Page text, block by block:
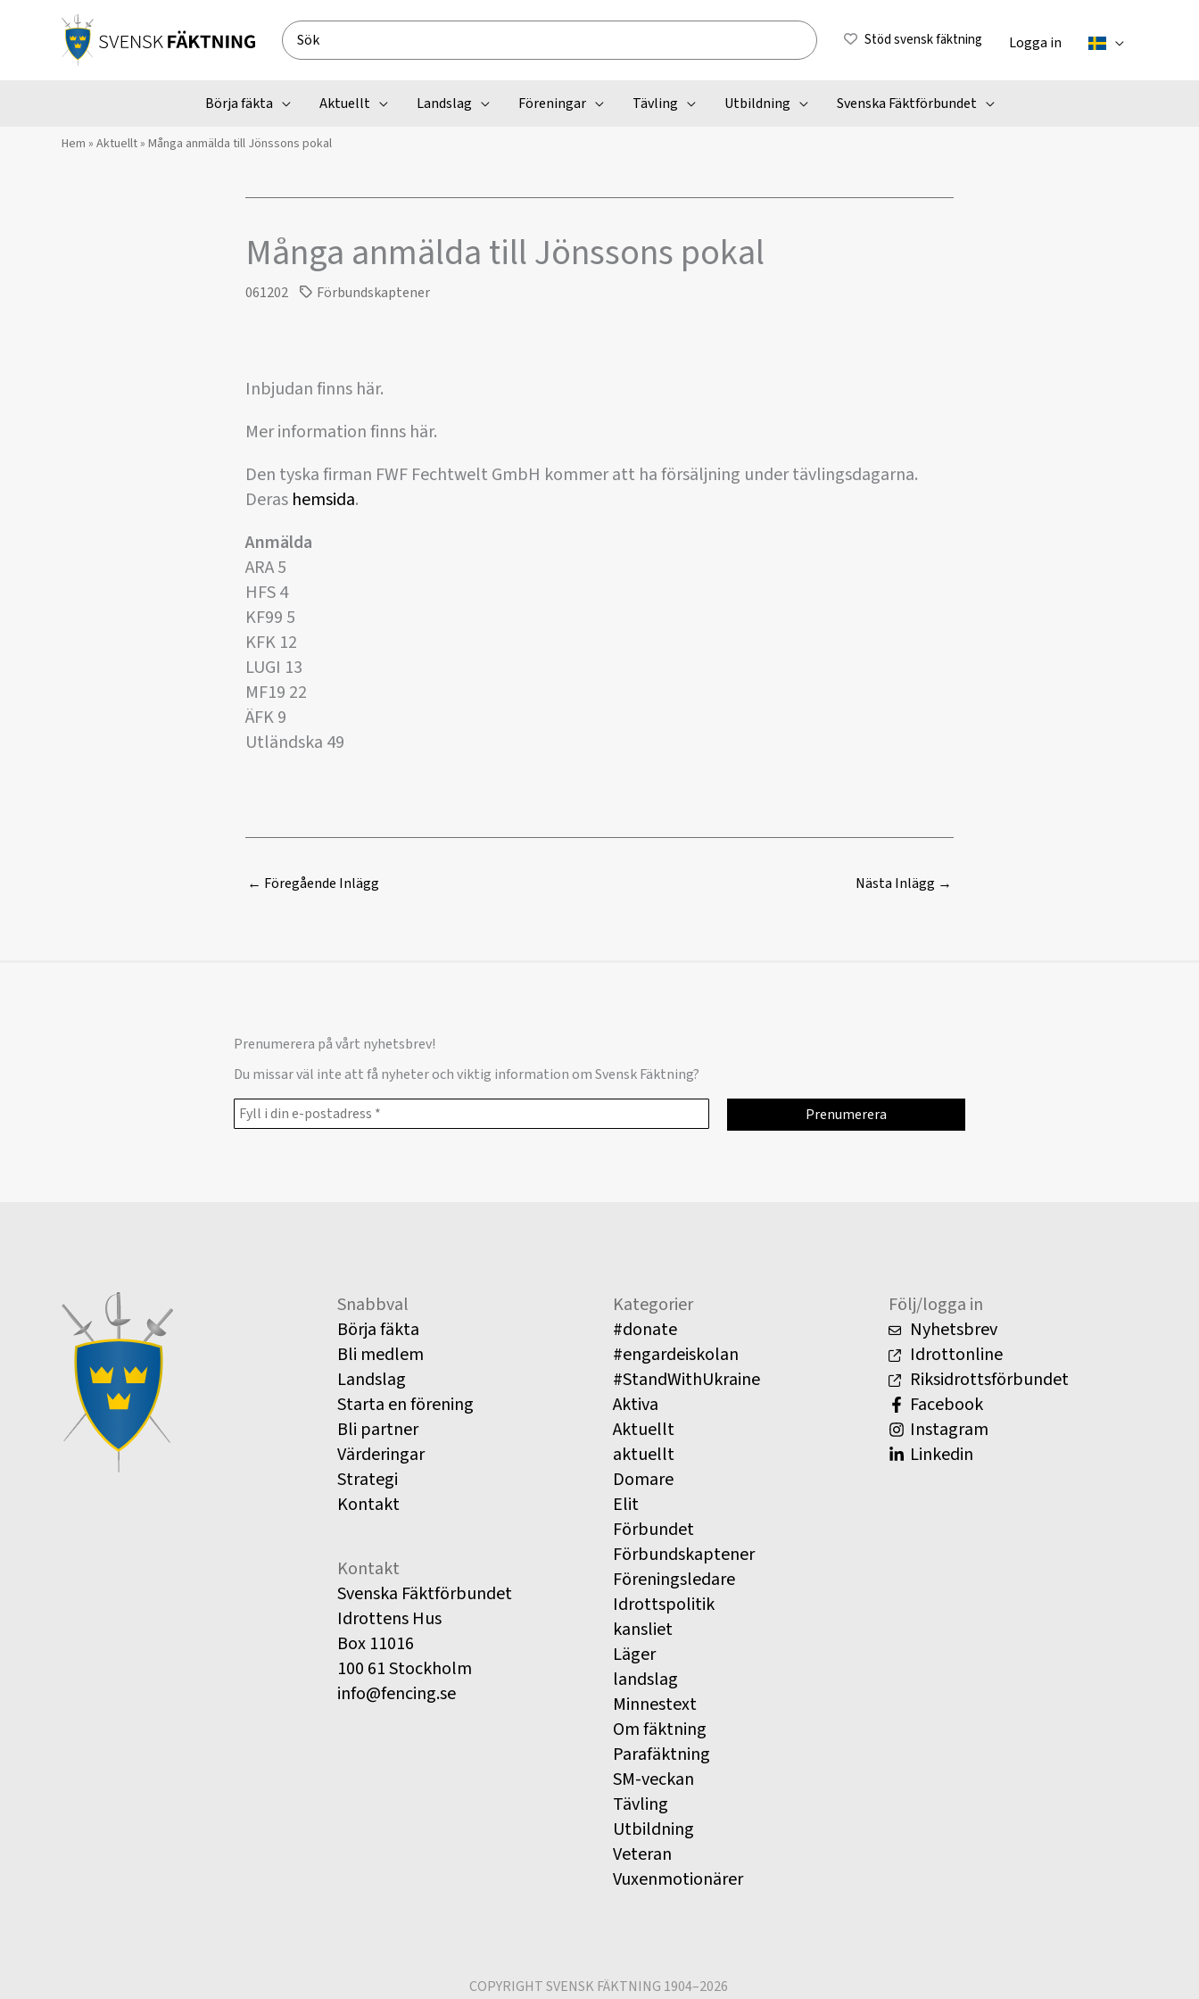
Search
for:
Stöd svensk fäktning Logga in
Börja fäkta Aktuellt Landslag Föreningar Tävling Utbildning Svenska Fäktförbundet
Hem » Aktuellt» Många anmälda till Jönssons pokal
Många anmälda till Jönssons pokal
061202 Förbundskaptener
Inbjudan finns här.
Mer information finns här.
Den tyska firman FWF Fechtwelt GmbH kommer att ha försäljning under tävlingsdagarna.
Deras hemsida.
Anmälda
ARA 5
HFS 4
KF99 5
KFK 12
LUGI 13
MF19 22
ÄFK 9
Utländska 49
← Föregående Inlägg Nästa Inlägg →
Prenumerera på vårt nyhetsbrev!
Du missar väl inte att få nyheter och viktig information om Svensk Fäktning?
Snabbval
Börja fäkta
Bli medlem
Landslag
Starta en förening
Bli partner
Värderingar
Strategi
Kontakt
Kontakt
Svenska Fäktförbundet
Idrottens Hus
Box 11016
100 61 Stockholm
info@fencing.se
Kategorier
#donate
#engardeiskolan
#StandWithUkraine
Aktiva
Aktuellt
aktuellt
Domare
Elit
Förbundet
Förbundskaptener
Föreningsledare
Idrottspolitik
kansliet
Läger
landslag
Minnestext
Om fäktning
Parafäktning
SM-veckan
Tävling
Utbildning
Veteran
Vuxenmotionärer
Följ/logga in
Nyhetsbrev
Idrottonline
Riksidrottsförbundet
Facebook
Instagram
Linkedin
COPYRIGHT SVENSK FÄKTNING 1904–2026